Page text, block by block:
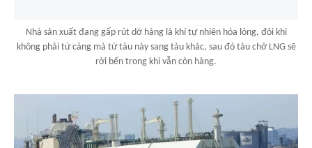
Nhà sản xuất đang gấp rút dỡ hàng là khí tự nhiên hóa lỏng, đôi khi
không phải từ cảng mà từ tàu này sang tàu khác, sau đó tàu chở LNG sẽ
rời bến trong khi vẫn còn hàng.